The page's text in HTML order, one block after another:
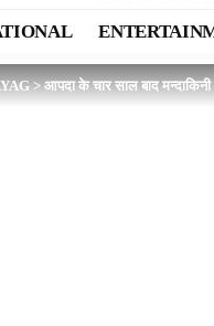
>आपदा के चार साल बाद मन्दाकिनी